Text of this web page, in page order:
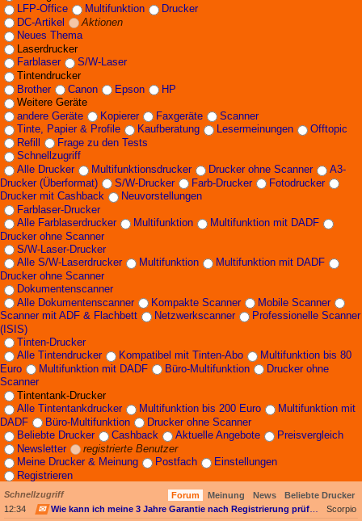
LFP-Office
Multifunktion
Drucker
DC-Artikel
Aktionen
Neues Thema
Laserdrucker
Farblaser
S/W-Laser
Tintendrucker
Brother
Canon Epson
HP
Weitere Geräte
andere Geräte
Kopierer Faxgeräte
Scanner
Tinte, Papier & Profile
Kaufberatung Lesermeinungen
Offtopic
Refill
Frage zu den Tests
Schnellzugriff
Alle Drucker
Multifunktionsdrucker Drucker ohne Scanner
A3-
Drucker (Überformat)
S/W-Drucker Farb-Drucker
Fotodrucker
Drucker mit Cashback
Neuvorstellungen
Farblaser-Drucker
Alle Farblaserdrucker
Multifunktion
Multifunktion mit DADF
Drucker ohne Scanner
S/W-Laser-Drucker
Alle S/W-Laserdrucker
Multifunktion
Multifunktion mit DADF
Drucker ohne Scanner
Dokumentenscanner
Alle Dokumentenscanner
Kompakte Scanner
Mobile Scanner
Scanner mit ADF & Flachbett
Netzwerkscanner
Professionelle Scanner
(ISIS)
Tinten-Drucker
Alle Tintendrucker
Kompatibel mit Tinten-Abo
Multifunktion bis 80
Euro
Multifunktion mit DADF Büro-Multifunktion
Drucker ohne
Scanner
Tintentank-Drucker
Alle Tintentankdrucker
Multifunktion bis 200 Euro
Multifunktion mit
DADF
Büro-Multifunktion
Drucker ohne Scanner
Beliebte Drucker
Cashback Aktuelle Angebote
Preisvergleich
Newsletter
registrierte Benutzer
Meine Drucker & Meinung
Postfach
Einstellungen
Registrieren
Schnellzugriff Forum Meinung News
Beliebte Drucker
12:34
✉
Scorpio